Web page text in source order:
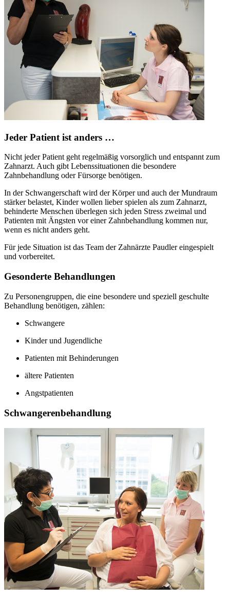
Jeder Patient ist anders …
Nicht jeder Patient geht regelmäßig vorsorglich und entspannt zum
Zahnarzt. Auch gibt Lebenssituationen die besondere
Zahnbehandlung oder Fürsorge benötigen.
In der Schwangerschaft wird der Körper und auch der Mundraum
stärker belastet, Kinder wollen lieber spielen als zum Zahnarzt,
behinderte Menschen überlegen sich jeden Stress zweimal und
Patienten mit Ängsten vor einer Zahnbehandlung kommen nur,
wenn es nicht anders geht.
Für jede Situation ist das Team der Zahnärzte Paudler eingespielt
und vorbereitet.
Gesonderte Behandlungen
Zu Personengruppen, die eine besondere und speziell geschulte
Behandlung benötigen, zählen:
Schwangere
Kinder und Jugendliche
Patienten mit Behinderungen
ältere Patienten
Angstpatienten
Schwangerenbehandlung